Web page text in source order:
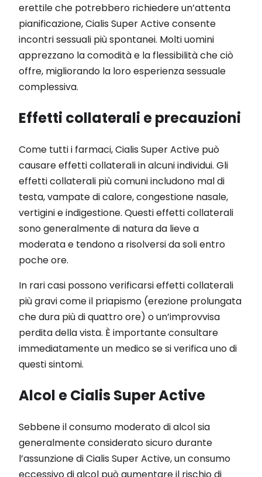
erettile che potrebbero richiedere un’attenta
pianificazione, Cialis Super Active consente
incontri sessuali più spontanei. Molti uomini
apprezzano la comodità e la flessibilità che ciò
offre, migliorando la loro esperienza sessuale
complessiva.
Effetti collaterali e precauzioni
Come tutti i farmaci, Cialis Super Active può
causare effetti collaterali in alcuni individui. Gli
effetti collaterali più comuni includono mal di
testa, vampate di calore, congestione nasale,
vertigini e indigestione. Questi effetti collaterali
sono generalmente di natura da lieve a
moderata e tendono a risolversi da soli entro
poche ore.
In rari casi possono verificarsi effetti collaterali
più gravi come il priapismo (erezione prolungata
che dura più di quattro ore) o un’improvvisa
perdita della vista. È importante consultare
immediatamente un medico se si verifica uno di
questi sintomi.
Alcol e Cialis Super Active
Sebbene il consumo moderato di alcol sia
generalmente considerato sicuro durante
l’assunzione di Cialis Super Active, un consumo
eccessivo di alcol può aumentare il rischio di